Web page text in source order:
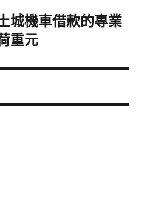
城機車借款的專業
重元